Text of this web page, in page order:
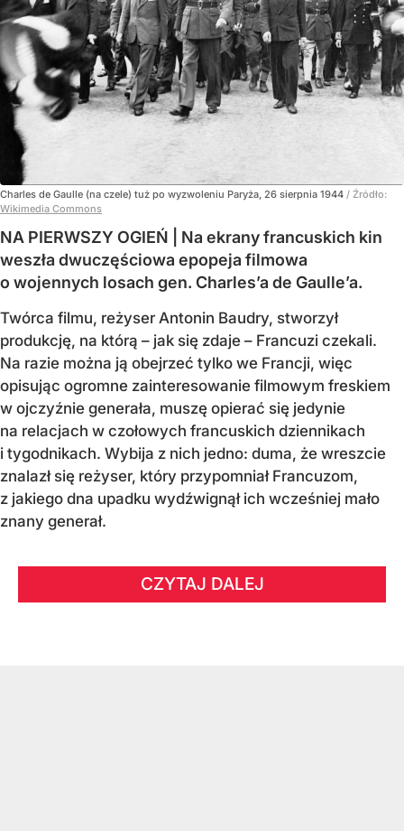
Charles de Gaulle (na czele) tuż po wyzwoleniu Paryża, 26 sierpnia 1944 / Źródło:
Wikimedia Commons
NA PIERWSZY OGIEŃ | Na ekrany francuskich kin
weszła dwuczęściowa epopeja filmowa
o wojennych losach gen. Charles’a de Gaulle’a.
Twórca filmu, reżyser Antonin Baudry, stworzył
produkcję, na którą – jak się zdaje – Francuzi czekali.
Na razie można ją obejrzeć tylko we Francji, więc
opisując ogromne zainteresowanie filmowym freskiem
w ojczyźnie generała, muszę opierać się jedynie
na relacjach w czołowych francuskich dziennikach
i tygodnikach. Wybija z nich jedno: duma, że wreszcie
znalazł się reżyser, który przypomniał Francuzom,
z jakiego dna upadku wydźwignął ich wcześniej mało
znany generał.
CZYTAJ DALEJ